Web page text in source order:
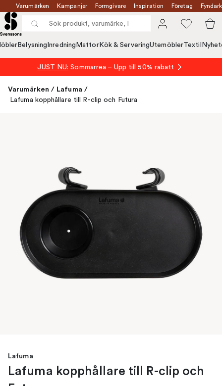
Varumärken Kampanjer Formgivare Inspiration Företag
Belysning Inredning MattorKök & ServeringUtemöblerTextil
JUST NU: Sommarrea – Upp till 50% rabatt
Varumärken / Lafuma /
Lafuma kopphållare till R-clip och Futura
Lafuma
Lafuma kopphållare till R-clip och